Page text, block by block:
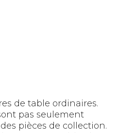
de table ordinaires.
pas seulement
pièces de collection.